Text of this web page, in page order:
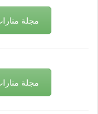
مجلة
مجلة